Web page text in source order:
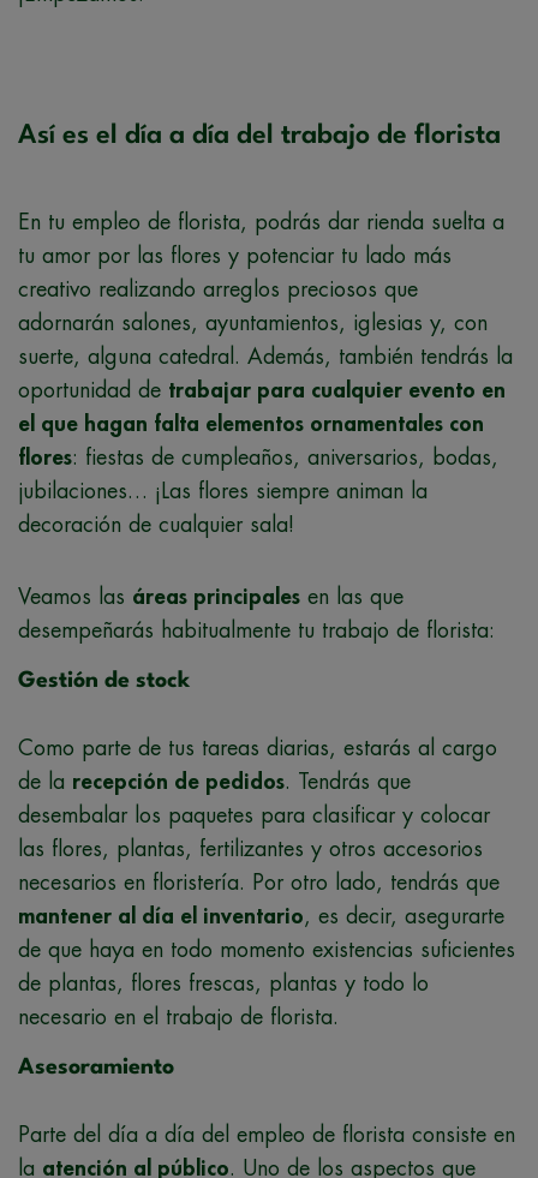
Así es el día a día del trabajo de florista
En tu empleo de florista, podrás dar rienda suelta a
tu amor por las flores y potenciar tu lado más
creativo realizando arreglos preciosos que
adornarán salones, ayuntamientos, iglesias y, con
suerte, alguna catedral. Además, también tendrás la
oportunidad de trabajar para cualquier evento en
el que hagan falta elementos ornamentales con
flores: fiestas de cumpleaños, aniversarios, bodas,
jubilaciones… ¡Las flores siempre animan la
decoración de cualquier sala!
Veamos las áreas principales en las que
desempeñarás habitualmente tu trabajo de florista:
Gestión de stock
Como parte de tus tareas diarias, estarás al cargo
de la recepción de pedidos. Tendrás que
desembalar los paquetes para clasificar y colocar
las flores, plantas, fertilizantes y otros accesorios
necesarios en floristería. Por otro lado, tendrás que
mantener al día el inventario, es decir, asegurarte
de que haya en todo momento existencias suficientes
de plantas, flores frescas, plantas y todo lo
necesario en el trabajo de florista.
Asesoramiento
Parte del día a día del empleo de florista consiste en
la atención al público. Uno de los aspectos que